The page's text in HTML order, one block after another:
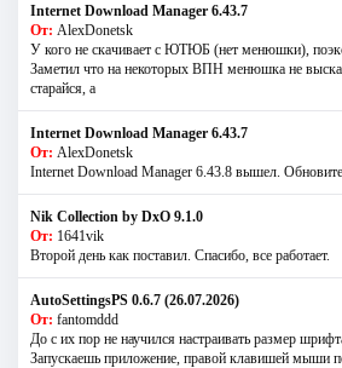
Internet Download Manager 6.43.7
От: AlexDonetsk
У кого не скачивает с ЮТЮБ (нет менюшки),
Заметил что на некоторых ВПН менюшка не
старайся, а
Internet Download Manager 6.43.7
От: AlexDonetsk
Internet Download Manager 6.43.8 вышел.
Nik Collection by DxO 9.1.0
От: 1641vik
Второй день как поставил. Спасибо, все работает.
AutoSettingsPS 0.6.7 (26.07.2026)
От: fantomddd
До с их пор не научился настраивать размер
Запускаешь приложение, правой клавишей мыши